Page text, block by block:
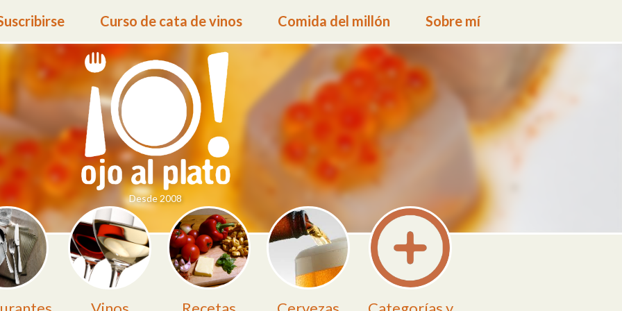
Curso de cata de vinos Comida del millón Sobre mí
Desde 2008